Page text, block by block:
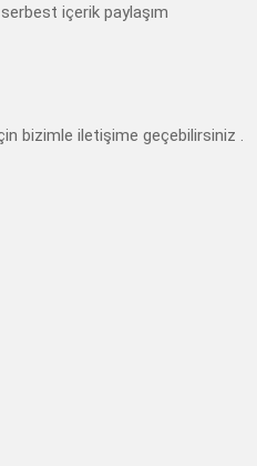
içerik paylaşım
bizimle iletişime geçebilirsiniz .